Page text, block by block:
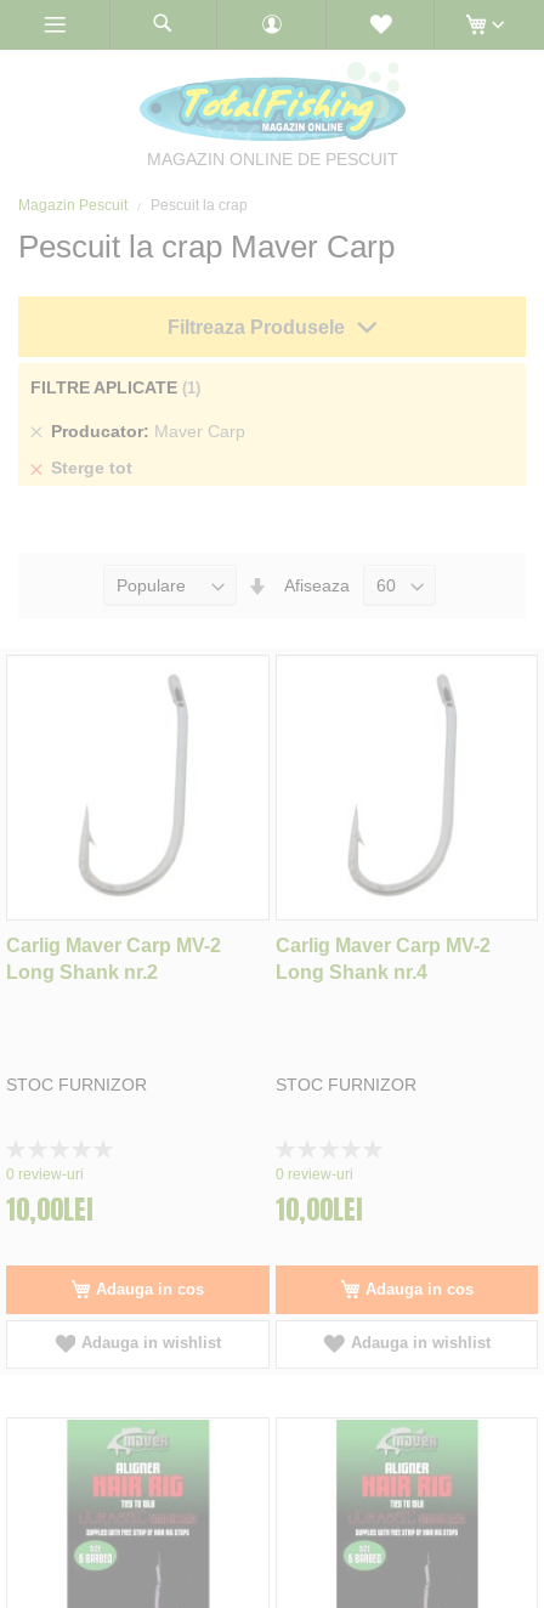
MAGAZIN ONLINE DE PESCUIT
Magazin Pescuit Pescuit la crap
Pescuit la crap Maver Carp
Seteaza
Afiseaza
Carlig Maver Carp MV-2
Long Shank nr.2
STOC FURNIZOR
0%
0 review-uri
10,00LEI
Adauga in cos
Adauga in wishlist
Carlig Maver Carp MV-2
Long Shank nr.4
STOC FURNIZOR
0%
0 review-uri
10,00LEI
Adauga in cos
Adauga in wishlist
Filtreaza Produsele
FILTRE APLICATE
Producator Maver Carp
Sterge
Sterge tot